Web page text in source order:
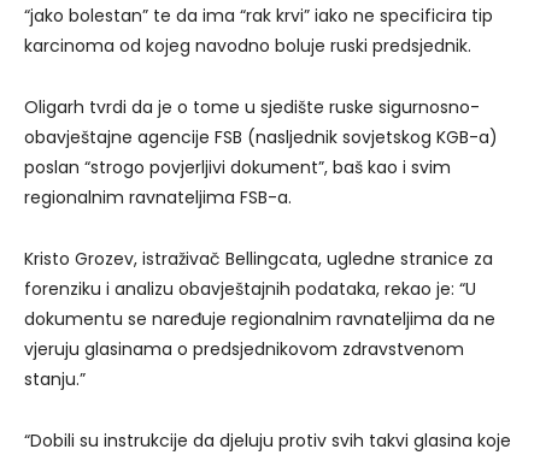
“jako bolestan” te da ima “rak krvi” iako ne specificira tip
karcinoma od kojeg navodno boluje ruski predsjednik.
Oligarh tvrdi da je o tome u sjedište ruske sigurnosno-
obavještajne agencije FSB (nasljednik sovjetskog KGB-a)
poslan “strogo povjerljivi dokument”, baš kao i svim
regionalnim ravnateljima FSB-a.
Kristo Grozev, istraživač Bellingcata, ugledne stranice za
forenziku i analizu obavještajnih podataka, rekao je: “U
dokumentu se naređuje regionalnim ravnateljima da ne
vjeruju glasinama o predsjednikovom zdravstvenom
stanju.”
“Dobili su instrukcije da djeluju protiv svih takvi glasina koje